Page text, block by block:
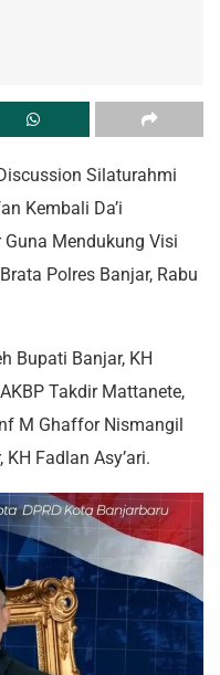
Silaturahmi
Kembali Da’i
Mendukung Visi
Polres Banjar, Rabu
Bupati Banjar, KH
Takdir Mattanete,
M Ghaffor Nismangil
Fadlan Asy’ari.